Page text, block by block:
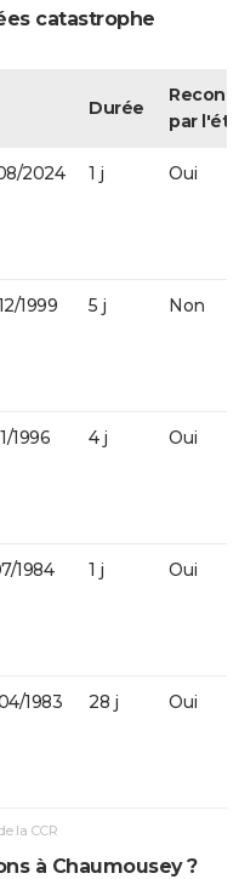
catastrophe
Durée
par
2024 1 j Oui
1999 5 j Non
1996 4 j Oui
1984 1 j Oui
1983 28 j Oui
la CCR
à Chaumousey ?